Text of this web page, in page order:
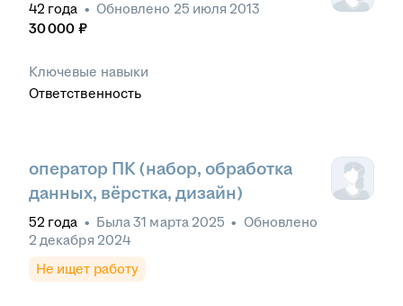
42 года • Обновлено 25 июля 2013
30 000 ₽
Ключевые навыки
Ответственность
оператор ПК (набор, обработка
данных, вёрстка, дизайн)
52 года • Была31 марта 2025 • Обновлено
2 декабря 2024
Не ищет работу